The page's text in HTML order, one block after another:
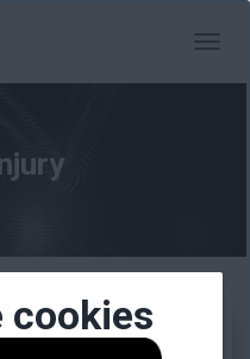
MODO
cookies